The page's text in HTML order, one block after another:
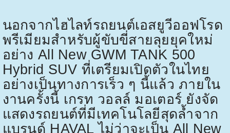
นอกจากไฮไลท์รถยนต์เอสยูวีออฟโรด
พรีเมียมสำหรับผู้ขับขี่สายลุยยุคใหม่
อย่าง All New GWM TANK 500
Hybrid SUV ที่เตรียมเปิดตัวในไทย
อย่างเป็นทางการเร็ว ๆ นี้แล้ว ภายใน
งานครั้งนี้ เกรท วอลล์ มอเตอร์ ยังจัด
แสดงรถยนต์ที่มีเทคโนโลยีสุดล้ำจาก
แบรนด์ HAVALไม่ว่าจะเป็น All New